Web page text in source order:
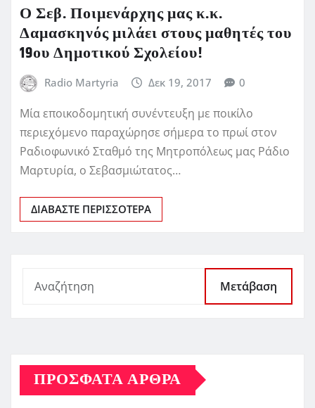
Ο Σεβ. Ποιμενάρχης μας κ.κ.
Δαμασκηνός μιλάει στους μαθητές του
19ου Δημοτικού Σχολείου!
Radio Martyria Δεκ 19, 2017 0
Μία εποικοδομητική συνέντευξη με ποικίλο
περιεχόμενο παραχώρησε σήμερα το πρωί στον
Ραδιοφωνικό Σταθμό της Μητροπόλεως μας Ράδιο
Μαρτυρία, ο Σεβασμιώτατος…
ΔΙΑΒΆΣΤΕ ΠΕΡΙΣΣΌΤΕΡΑ
Μετάβαση
ΠΡΌΣΦΑΤΑ ΆΡΘΡΑ